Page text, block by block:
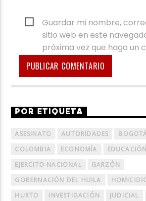
Guardar mi nombre,
sitio web en este
próxima vez que haga un
POR ETIQUETA
ASESINATO AUTORIDADES
COLOMBIA
ECONOMÍA
EDUCACIÓN
EJERCITO NACIONAL
GARZÓN
GOBERNACIÓN DEL HUILA
HURTO
INVESTIGACIÓN JUDICIAL